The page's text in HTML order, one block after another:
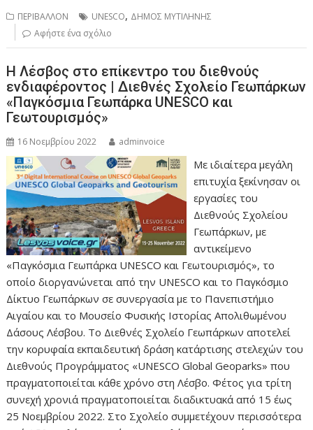
ΠΕΡΙΒΑΛΛΟΝ UNESCO, ΔΗΜΟΣ ΜΥΤΙΛΗΝΗΣ
Αφήστε ένα σχόλιο
H Λέσβος στο επίκεντρο του διεθνούς
ενδιαφέροντος | Διεθνές Σχολείο Γεωπάρκων
«Παγκόσμια Γεωπάρκα UNESCO και
Γεωτουρισμός»
16 Νοεμβρίου 2022 adminvoice
Με ιδιαίτερα μεγάλη
επιτυχία ξεκίνησαν οι
εργασίες του
Διεθνούς Σχολείου
Γεωπάρκων, με
αντικείμενο
«Παγκόσμια Γεωπάρκα UNESCO και Γεωτουρισμός», το
οποίο διοργανώνεται από την UNESCO και το Παγκόσμιο
Δίκτυο Γεωπάρκων σε συνεργασία με το Πανεπιστήμιο
Αιγαίου και το Μουσείο Φυσικής Ιστορίας Απολιθωμένου
Δάσους Λέσβου. Το Διεθνές Σχολείο Γεωπάρκων αποτελεί
την κορυφαία εκπαιδευτική δράση κατάρτισης στελεχών του
Διεθνούς Προγράμματος «UNESCO Global Geoparks» που
πραγματοποιείται κάθε χρόνο στη Λέσβο. Φέτος για τρίτη
συνεχή χρονιά πραγματοποιείται διαδικτυακά από 15 έως
25 Νοεμβρίου 2022. Στο Σχολείο συμμετέχουν περισσότερα